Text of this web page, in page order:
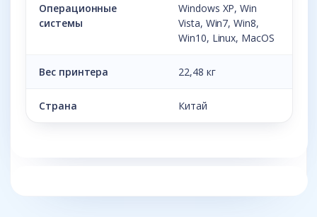
Операционные
системы
Windows XP, Win
Vista, Win7, Win8,
Win10, Linux, MacOS
Вес принтера 22,48 кг
Страна Китай